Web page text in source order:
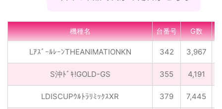
機種名 台番号 G数
LｱｽﾞｰﾙﾚｰﾝTHEANIMATIONKN 342 3,967
S沖ﾄﾞｷ!GOLD-GS 355 4,191
LDISCUPｳﾙﾄﾗﾘﾐｯｸｽXR 379 7,445